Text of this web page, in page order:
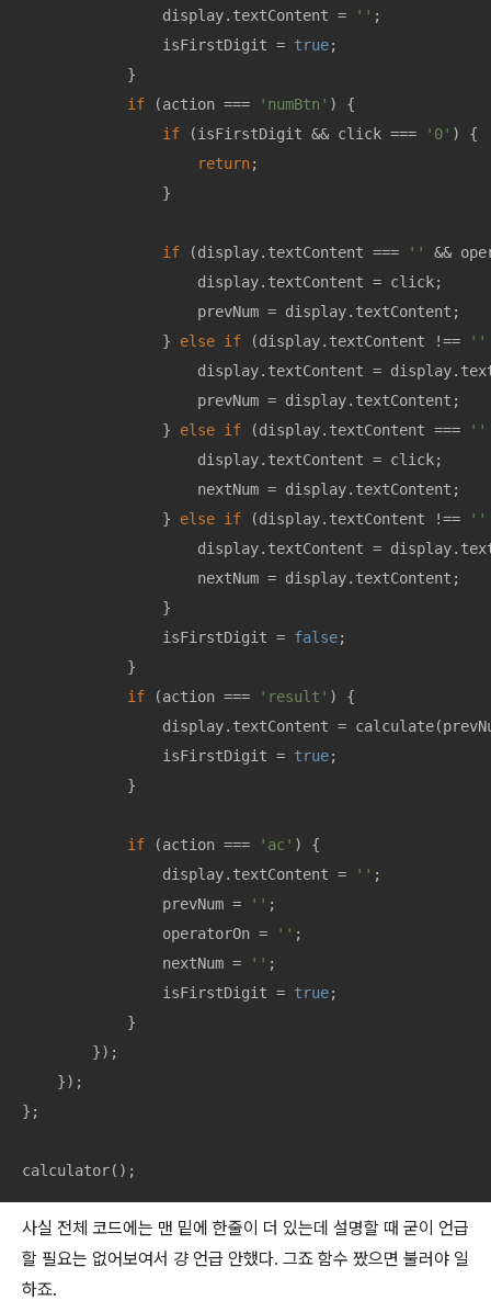
                display.textContent =
'' ;
                isFirstDigit =
true;
            }
if (action === 'numBtn' ) {
if (isFirstDigit && click === '0' ) {
return;
                }
if (display.textContent === ''
&&
                    display.textContent = click;
                    prevNum = display.textContent;
                }
else if (display.textContent !== ''
display.textContent =
                    prevNum = display.textContent;
                }
else if (display.textContent === ''
                    display.textContent = click;
                    nextNum = display.textContent;
                }
else if (display.textContent !== ''
display.textContent =
                    nextNum = display.textContent;
                }
                isFirstDigit =
false;
            }
if (action === 'result' ) {
display.textContent =
                isFirstDigit =
true;
            }
if (action === 'ac' ) {
                display.textContent =
'' ;
                prevNum =
'' ;
                operatorOn =
'' ;
                nextNum =
'' ;
                isFirstDigit =
true;
            }
        });
    });
};
calculator();
사실 전체 코드에는 맨 밑에 한줄이 더 있는데 설명할 때 굳이 언급
할 필요는 없어보여서 걍 언급 안했다. 그죠 함수 짰으면 불러야 일
하죠.